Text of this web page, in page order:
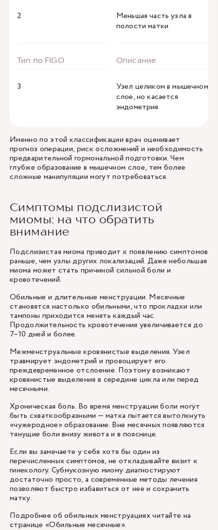
2
Меньшая часть узла в
полости матки
3
Узел целиком в мышечном
слое, но касается
эндометрия
Именно по этой классификации врач оценивает
прогноз операции, риск осложнений и необходимость
предварительной гормональной подготовки. Чем
глубже образование в мышечном слое, тем более
сложные манипуляции могут потребоваться.
Симптомы подслизистой
миомы: на что обратить
внимание
Подслизистая миома приводит к появлению симптомов
раньше, чем узлы других локализаций. Даже небольшая
миома может стать причиной сильной боли и
кровотечений.
Обильные и длительные менструации. Месячные
становятся настолько обильными, что прокладки или
тампоны приходится менять каждый час.
Продолжительность кровотечения увеличивается до
7–10 дней и более.
Межменструальные кровянистые выделения. Узел
травмирует эндометрий и провоцирует его
преждевременное отслоение. Поэтому возникают
кровянистые выделения в середине цикла или перед
месячными.
Хроническая боль. Во время менструации боли могут
быть схваткообразными — матка пытается вытолкнуть
«чужеродное» образование. Вне месячных появляются
тянущие боли внизу живота и в пояснице.
Если вы замечаете у себя хотя бы один из
перечисленных симптомов, не откладывайте визит к
гинекологу. Субмукозную миому диагностируют
достаточно просто, а современные методы лечения
позволяют быстро избавиться от нее и сохранить
матку.
Подробнее об обильных менструациях читайте на
странице «Обильные месячные».